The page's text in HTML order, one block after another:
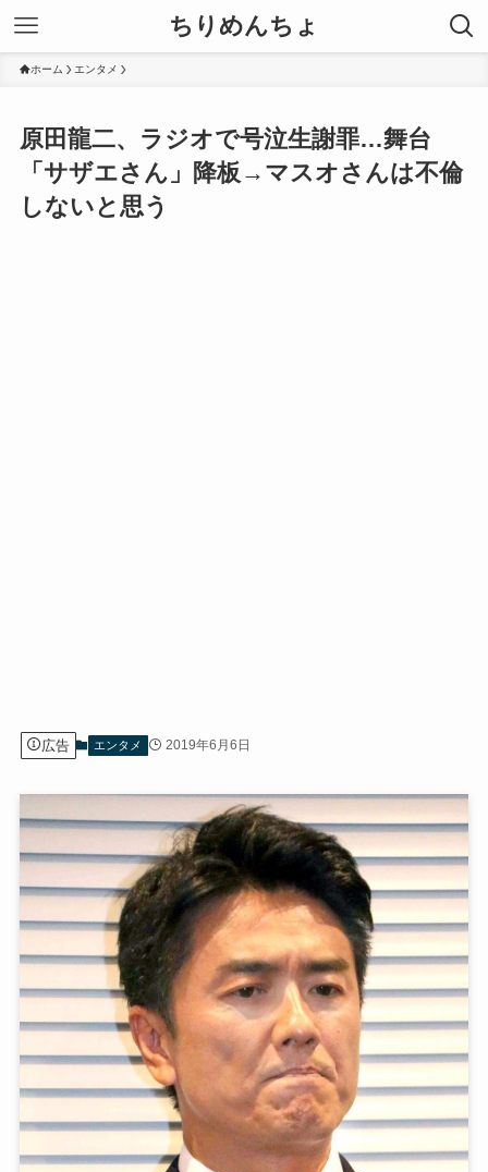
ちりめんちょ
ホーム エンタメ
原田龍二、ラジオで号泣生謝罪…舞台
「サザエさん」降板→マスオさんは不倫
しないと思う
広告 エンタメ 2019年6月6日